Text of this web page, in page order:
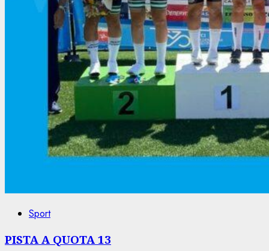
Sport
PISTA A QUOTA 13